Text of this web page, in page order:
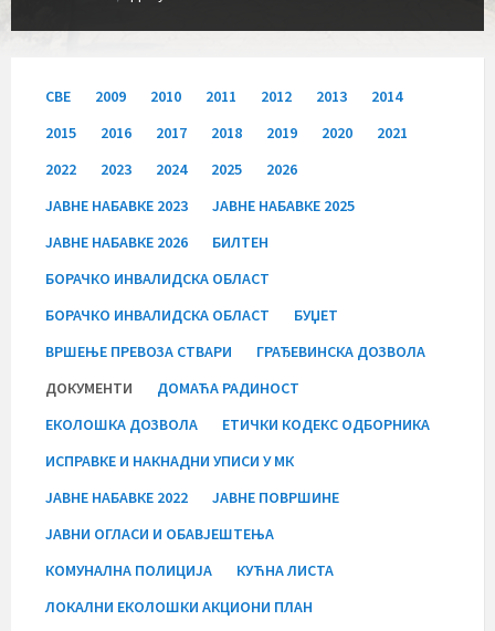
СВЕ 2009 2010 2011 2012 2013
2014
2015
2016 2017 2018 2019 2020
2021
2022
2023 2024 2025
2026
JАВНЕ НАБАВКЕ 2023
JАВНЕ НАБАВКЕ 2025
JАВНЕ НАБАВКЕ 2026
БИЛТЕН
БОРАЧКО ИНВАЛИДСКА ОБЛАСТ
БОРАЧКО ИНВАЛИДСКА ОБЛАСТ
БУЏЕТ
ВРШЕЊЕ ПРЕВОЗА СТВАРИ
ГРАЂЕВИНСКА ДОЗВОЛА
ДОКУМЕНТИ
ДОМАЋА РАДИНОСТ
ЕКОЛОШКА ДОЗВОЛА
ЕТИЧКИ КОДЕКС ОДБОРНИКА
ИСПРАВКЕ И НАКНАДНИ УПИСИ У МК
ЈАВНЕ НАБАВКЕ 2022
ЈАВНЕ ПОВРШИНЕ
ЈАВНИ ОГЛАСИ И ОБАВЈЕШТЕЊА
КОМУНАЛНА ПОЛИЦИЈА
КУЋНА ЛИСТА
ЛОКАЛНИ ЕКОЛОШКИ АКЦИОНИ ПЛАН